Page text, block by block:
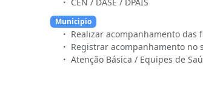
Municipio
Realizar acompanhamento das
Registrar acompanhamento no
Atenção Básica / Equipes de